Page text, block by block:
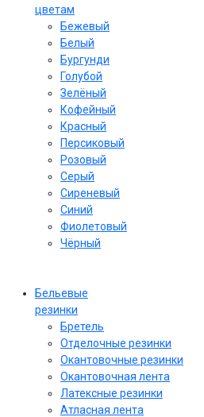
цветам
Бежевый
Белый
Бургунди
Голубой
Зелёный
Кофейный
Красный
Персиковый
Розовый
Серый
Сиреневый
Cиний
Фиолетовый
Чёрный
Бельевые
резинки
Бретель
Отделочные резинки
Окантовочные резинки
Окантовочная лента
Латексные резинки
Атласная лента